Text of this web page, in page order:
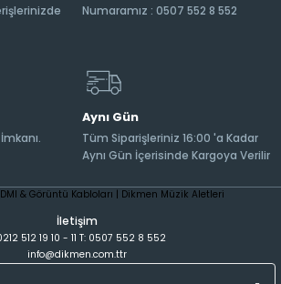
Numaramız : 0507 552 8 552
Aynı Gün
Tüm Siparişleriniz 16:00 'a Kadar
Aynı Gün İçerisinde Kargoya Verilir
İletişim
512 19 10 - 11 T: 0507 552 8 552
info@dikmen.com.ttr